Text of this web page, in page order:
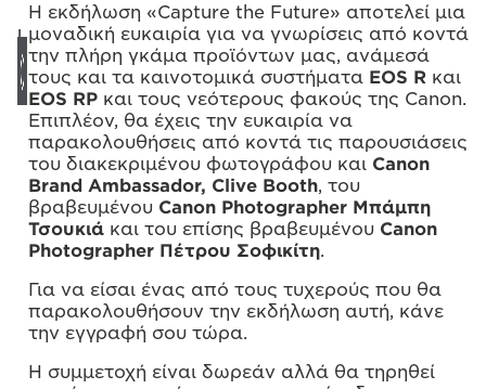
Η εκδήλωση «Capture the Future» αποτελεί μια
μοναδική ευκαιρία για να γνωρίσεις από κοντά
την πλήρη γκάμα προϊόντων μας, ανάμεσά
τους και τα καινοτομικά συστήματα EOS R και
EOS RP και τους νεότερους φακούς της Canon.
Επιπλέον, θα έχεις την ευκαιρία να
παρακολουθήσεις από κοντά τις παρουσιάσεις
του διακεκριμένου φωτογράφου και Canon
Brand Ambassador, Clive Booth, του
βραβευμένου Canon Photographer Μπάμπη
Τσουκιά και του επίσης βραβευμένου Canon
Photographer Πέτρου Σοφικίτη.
Για να είσαι ένας από τους τυχερούς που θα
παρακολουθήσουν την εκδήλωση αυτή, κάνε
την εγγραφή σου τώρα.
Η συμμετοχή είναι δωρεάν αλλά θα τηρηθεί